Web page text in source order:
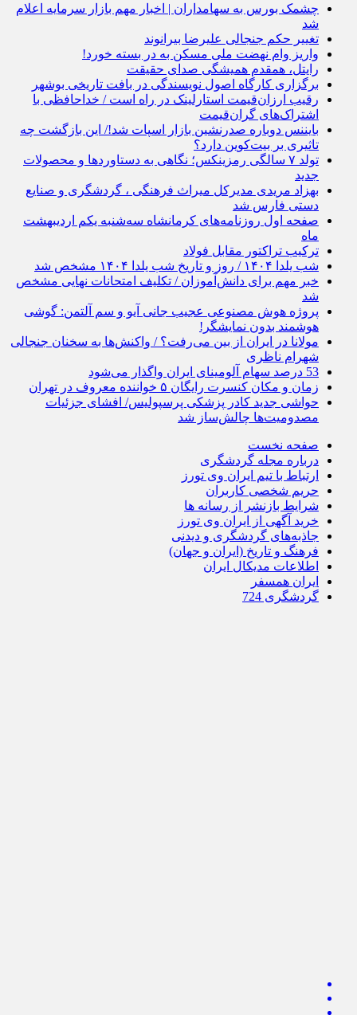
چشمک بورس به سهامداران | اخبار مهم بازار سرمایه اعلام
شد
تغییر حکم جنجالی علیرضا بیرانوند
واریز وام نهضت ملی مسکن به در بسته خورد!
رایتل، همقدم همیشگی صدای حقیقت
برگزاری کارگاه اصول نویسندگی در بافت تاریخی بوشهر
رقیب ارزان‌قیمت استارلینک در راه است / خداحافظی با
اشتراک‌های گران‌قیمت
بایننس دوباره صدرنشین بازار اسپات شد!/ این بازگشت چه
تاثیری بر بیت‌کوین دارد؟
تولد ۷ سالگی رمزینکس؛ نگاهی به دستاوردها و محصولات
جدید
بهزاد مریدی مدیرکل میراث‌ فرهنگی ، گردشگری و صنایع‌
دستی فارس شد
صفحه اول روزنامه‌های کرمانشاه سه‌شنبه یکم اردیبهشت
ماه
ترکیب تراکتور مقابل فولاد
شب یلدا ۱۴۰۴ / روز و تاریخ شب یلدا ۱۴۰۴ مشخص شد
خبر مهم برای دانش‌آموزان / تکلیف امتحانات نهایی مشخص
شد
پروژه هوش مصنوعی عجیب جانی آیو و سم آلتمن: گوشی
هوشمند بدون نمایشگر!
مولانا در ایران از بین می‌رفت؟ / واکنش‌ها به سخنان جنجالی
شهرام ناظری
53 درصد سهام آلومینای ایران واگذار می‌شود
زمان و مکان کنسرت رایگان ۵ خواننده معروف در تهران
حواشی جدید کادر پزشکی پرسپولیس/ افشای جزئیات
مصدومیت‌ها چالش‌ساز شد
صفحه نخست
درباره مجله گردشگری
ارتباط با تیم ایران وی تورز
حریم شخصی کاربران
شرایط بازنشر از رسانه ها
خرید آگهی از ایران وی تورز
جاذبه‌های گردشگری و دیدنی
فرهنگ و تاریخ (ایران و جهان)
اطلاعات مدیکال ایران
ایران همسفر
گردشگری 724